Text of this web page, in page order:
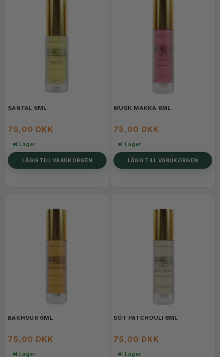
SANTAL 6ML
75,00 DKK
I Lager
LÄGG TILL VARUKORGEN
MUSK MAKKA 6ML
75,00 DKK
I Lager
LÄGG TILL VARUKORGEN
BAKHOUR 6ML
75,00 DKK
I Lager
SÖT PATCHOULI 6ML
75,00 DKK
I Lager